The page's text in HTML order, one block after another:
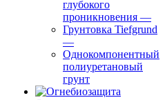
глубокого
проникновения —
Грунтовка Tiefgrund
—
Однокомпонентный
полиуретановый
грунт